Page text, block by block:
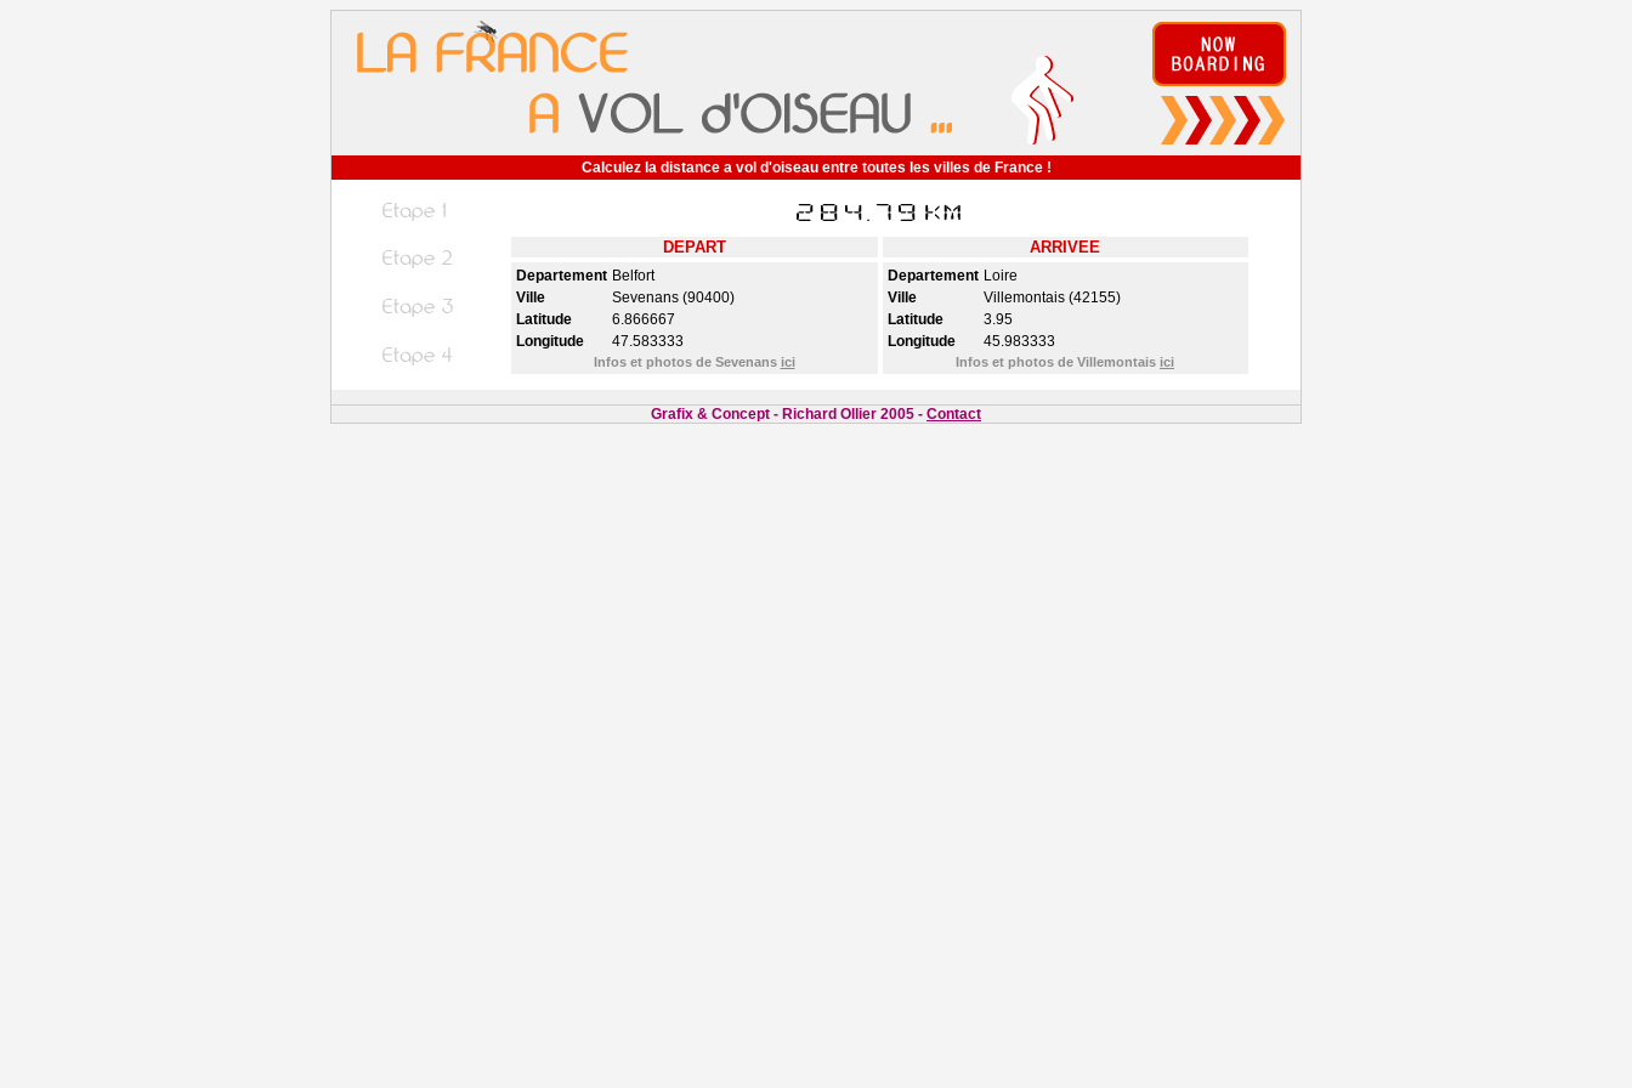
Calculez la distance a vol d'oiseau entre toutes les villes de France !
DEPART ARRIVEE
Departement Belfort
Ville
Sevenans (90400)
Latitude
6.866667
Longitude
47.583333
Infos et photos de Sevenans ici
Departement Loire
Ville
Villemontais (42155)
Latitude
3.95
Longitude
45.983333
Infos et photos de Villemontais ici
Grafix & Concept - Richard Ollier 2005 - Contact